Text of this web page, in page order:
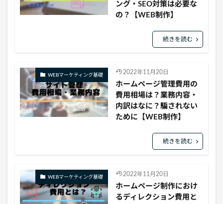
ング・SEO対策は必要な
の？【WEB制作】
続きを読む
WEBマーケティング基礎 2022年11月20日
ホームページ管理費用の
費用相場は？業務内容・
内訳はなに？騙されない
ために【WEB制作】
続きを読む
WEBマーケティング基礎 2022年11月20日
ホームページ制作におけ
るディレクション費用と